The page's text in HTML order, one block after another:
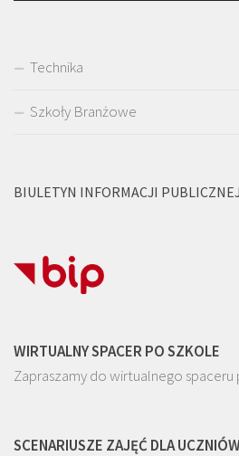
Technika
Szkoły Branżowe
BIULETYN INFORMACJI PUBLICZNEJ
WIRTUALNY SPACER PO SZKOLE
Zapraszamy do wirtualnego spaceru
SCENARIUSZE ZAJĘĆ DLA